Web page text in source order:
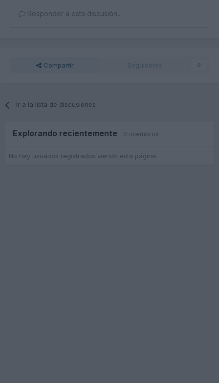
Responder a esta discusión...
Compartir Seguidores 0
Ir a la lista de discusiones
Explorando recientemente 0 miembros
No hay usuarios registrados viendo esta página.